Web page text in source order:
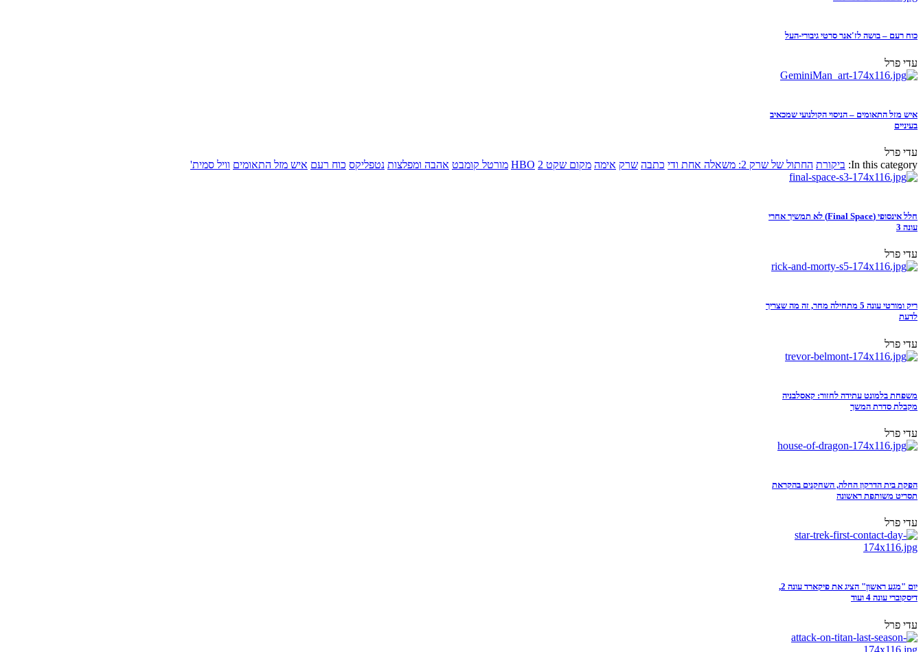
כוח רעם – בושה לז'אנר סרטי גיבורי-העל
עדי פרל
איש מזל התאומים – הניסוי הקולנועי שמכאיב
בעיניים
עדי פרל
In this category: ביקורת החתול של שרק 2: משאלה אחת ודי כתבה שרק אימה מקום שקט 2 HBO מורטל קומבט אהבה ומפלצות נטפליקס כוח רעם איש מזל התאומים וויל סמית'
חלל אינסופי (Final Space) לא תמשיך אחרי
עונה 3
עדי פרל
ריק ומורטי עונה 5 מתחילה מחר, זה מה שצריך
לדעת
עדי פרל
משפחת בלמונט עתידה לחזור: קאסלבניה
מקבלת סדרת המשך
עדי פרל
הפקת בית הדרקון החלה, השחקנים בהקראת
תסריט משותפת ראשונה
עדי פרל
יום "מגע ראשון" הציג את פיקארד עונה 2,
דיסקוברי עונה 4 ועוד
עדי פרל